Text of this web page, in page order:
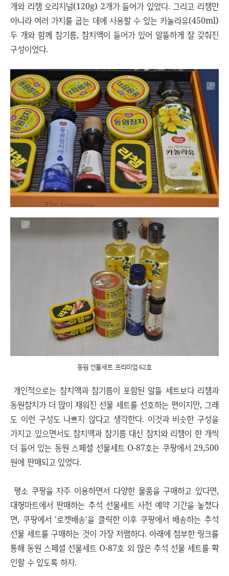
개와 리챔 오리지널(120g) 2개가 들어가 있었다. 그리고 리챔만
아니라 여러 가지를 굽는 데에 사용할 수 있는 카놀라유(450ml)
두 개와 함께 참기름, 참치액이 들어가 있어 알뜰하게 잘 갖춰진
구성이었다.
동원 선물세트 프리미엄 62호
개인적으로는 참치액과 참기름이 포함된 알뜰 세트보다 리챔과
동원참치가 더 많이 채워진 선물 세트를 선호하는 편이지만, 그래
도 이런 구성도 나쁘지 않다고 생각한다. 이것과 비슷한 구성을
가지고 있으면서도 참치액과 참기름 대신 참치와 리챔이 한 개씩
더 들어 있는 동원 스페셜 선물세트 O-87호는 쿠팡에서 29,500
원에 판매되고 있었다.
평소 쿠팡을 자주 이용하면서 다양한 물품을 구매하고 있다면,
대형마트에서 판매하는 추석 선물세트 사전 예약 기간을 놓쳤다
면, 쿠팡에서 '로켓배송'을 클릭한 이후 쿠팡에서 배송하는 추석
선물 세트를 구매하는 것이 가장 저렴하다. 아래에 첨부한 링크를
통해 동원 스페셜 선물세트 O-87호 외 많은 추석 선물 세트를 확
인할 수 있도록 하자.